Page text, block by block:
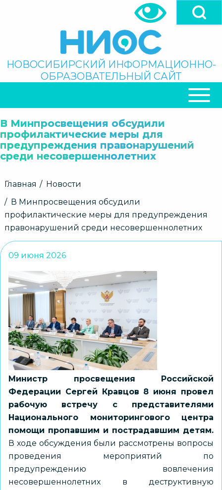
Поиск
НОВОСИБИРСКИЙ ИНФОРМАЦИОННО-
ОБРАЗОВАТЕЛЬНЫЙ САЙТ
НАВИГАЦИЯ
В Минпросвещения обсудили
профилактические меры для
предупреждения правонарушений
среди несовершеннолетних
Строка
Главная
Новости
В Минпросвещения обсудили
профилактические меры для предупреждения
правонарушений среди несовершеннолетних
09 июня 2026
Министр просвещения Российской
Федерации Сергей Кравцов 8 июня провел
рабочую встречу с представителями
Национального мониторингового центра
помощи пропавшим и пострадавшим детям.
В ходе обсуждения были рассмотрены вопросы
проведения мероприятий по
предупреждению вовлечения
несовершеннолетних в деструктивную